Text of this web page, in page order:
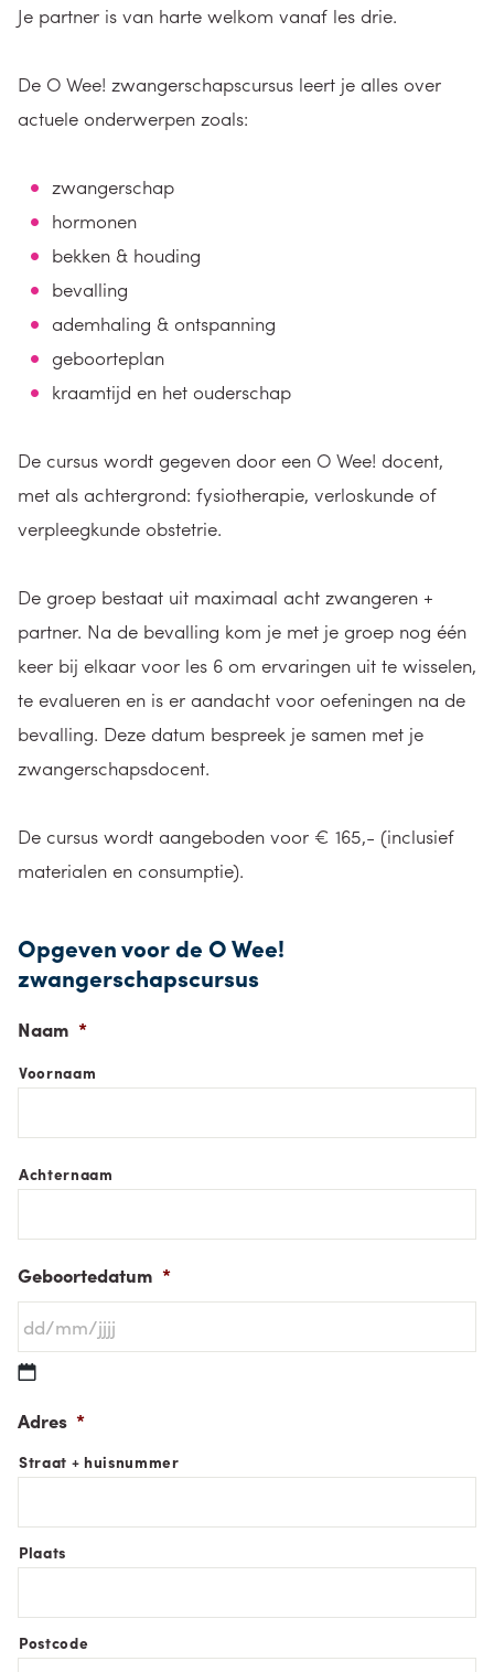
Je partner is van harte welkom vanaf les drie.
De O Wee! zwangerschapscursus leert je alles over
actuele onderwerpen zoals:
zwangerschap
hormonen
bekken & houding
bevalling
ademhaling & ontspanning
geboorteplan
kraamtijd en het ouderschap
De cursus wordt gegeven door een O Wee! docent,
met als achtergrond: fysiotherapie, verloskunde of
verpleegkunde obstetrie.
De groep bestaat uit maximaal acht zwangeren +
partner. Na de bevalling kom je met je groep nog één
keer bij elkaar voor les 6 om ervaringen uit te wisselen,
te evalueren en is er aandacht voor oefeningen na de
bevalling. Deze datum bespreek je samen met je
zwangerschapsdocent.
De cursus wordt aangeboden voor € 165,- (inclusief
materialen en consumptie).
Opgeven voor de O Wee!
zwangerschapscursus
Naam *
Voornaam
Achternaam
Geboortedatum *
slash
MM
Adres *
Straat + huisnummer
Plaats
Postcode